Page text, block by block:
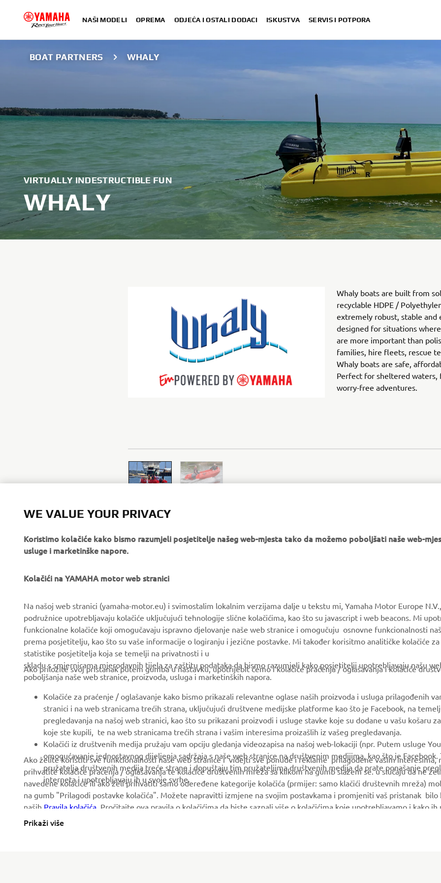
NAŠI MODELI OPREMA ODJEĆA I OSTALI DODACI ISKUSTVA SERVIS I POTPORA
BOAT PARTNERS WHALY
VIRTUALLY INDESTRUCTIBLE FUN
WHALY
Whaly boats are built from
recyclable HDPE /
extremely robust, stable and
designed for situations
are more important than
families, hire fleets, rescue
Whaly boats are safe,
Perfect for sheltered waters,
worry-free adventures.
WHALY OFFICIAL WEBSITE
CORPORATE
About us
News
Events
Brochures
Working at Yamaha
Become a Dealer
Human Rights Policy
Sustainability Basic Policy
FOR BUSINESS
eBike systems
Authorities & Police
Golfcourses
First responders
Driving schools
Robotics
Partnerships
Technical information for
independent dealers
Yamalube Safety Data
MORE YAMAHA
Yamaha Music
Yamaha Racing
Yamaha Motor Global
Mobile Apps
SUPPORT
Book Maintenance
Dealer locator
WE VALUE YOUR PRIVACY
Koristimo kolačiće kako bismo razumjeli posjetitelje našeg web-mjesta tako da možemo poboljšati naše web-
usluge i marketinške napore.
Kolačići na YAMAHA motor web stranici
Na našoj web stranici (yamaha-motor.eu) i svimostalim lokalnim verzijama dalje u tekstu mi, Yamaha Motor Europe
podružnice upotrebljavaju kolačiće uključujući tehnologije slične kolačićima, kao što su javascript i web beacons. Mi
funkcionalne kolačiće koji omogučavaju ispravno djelovanje naše web stranice i omogučuju osnovne funkcionalnosti
prema posjetitelju, kao što su vaše informacije o logiranju i jezične postavke. Mi također korisitmo analitičke kolačiće
statistike posjetitelja koja se temelji na privatnosti i u
skladu s smjernicama mjerodavnih tijela za zaštitu podataka da bismo razumjeli kako posjetitelji upotrebljavaju našu
poboljšanja naše web stranice, proizvoda, usluga i marketinških napora.
Ako priložite svoj pristanak putem gumba u nastavku, upotrijebit ćemo i kolačiće praćenja / oglašavanja i kolačiće
Kolačiće za praćenje / oglašavanje kako bismo prikazali relevantne oglase naših proizvoda i usluga prilagođenih
stranici i na web stranicama trećih strana, uključujući društvene medijske platforme kao što je Facebook, na
pregledavanja na našoj web stranici, kao što su prikazani proizvodi i usluge stavke koje su dodane u vašu košaru
koje ste kupili, te na web stranicama trećih strana i vašim interesima proizašlih iz vašeg pregledavanja.
Kolačići iz društvenih medija pružaju vam opciju gledanja videozapisa na našoj web-lokaciji (npr. Putem usluge
omogućavanje jednostavnog dijeljenja sadržaja s naše web stranice na društvenim medijima, kao što je Facebook.
pružatelja društvenih medija treće strane i dopuštaju tim pružateljima društvenih medija da prate ponašanje
interneta i upotrebljavaju ih u svoje svrhe.
Ako želite koristiti sve funkcionalnosti naše web stranice i videjti sve ponude i reklame prilagođene vašim interesima,
prihvatite kolačiće praćenja / oglašavanja te kolačiće društvenih mreža sa klikom na gumb slažem se. u slučaju da ne
navedene kolačiće ili ako želi prihvatiti samo odeređene kategorije kolačića (prmijer: samo klačići društevnih mreža)
na gumb "Prilagodi postavke kolačića". Možete napravitti izmjene na svojim postavkama i promjeniti vaš pristanak bilo
naših Pravila kolačića . Pročitajte ova pravila o kolačićima da biste saznali više o kolačićima koje upotrebljavamo i kako ih
Prikaži više